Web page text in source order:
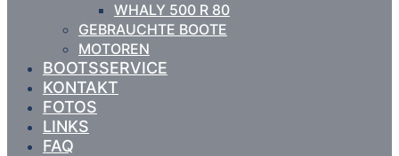
WHALY 500 R 80
GEBRAUCHTE BOOTE
MOTOREN
BOOTSSERVICE
KONTAKT
FOTOS
LINKS
FAQ